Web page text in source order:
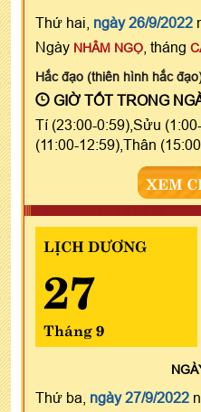
Thứ hai, ngày 26/9/2022
Ngày NHÂM NGỌ , tháng
Hắc đạo (thiên hình hắc
GIỜ TỐT TRONG
Tí (23:00-0:59),Sửu
(11:00-12:59),Thân
XEM
LỊCH DƯƠNG
27
Tháng 9
Thứ ba, ngày 27/9/2022